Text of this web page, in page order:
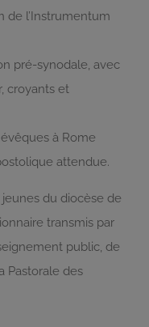
de l’Instrumentum
pré-synodale, avec
croyants et
à Rome
attendue.
jeunes du diocèse de
transmis par
public, de
Pastorale des